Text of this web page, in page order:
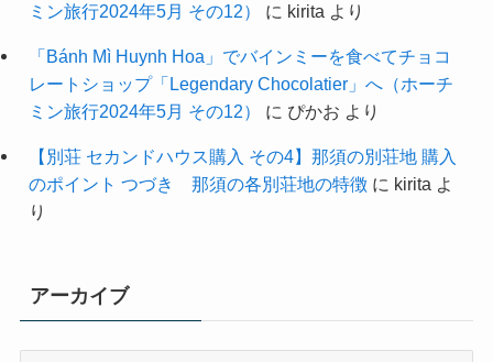
ミン旅行2024年5月 その12）
に kirita より
「Bánh Mì Huynh Hoa」でバインミーを食べてチョコ
レートショップ「Legendary Chocolatier」へ（ホーチ
ミン旅行2024年5月 その12）
に ぴかお より
【別荘 セカンドハウス購入 その4】那須の別荘地 購入
のポイント つづき 那須の各別荘地の特徴に kirita よ
り
アーカイブ